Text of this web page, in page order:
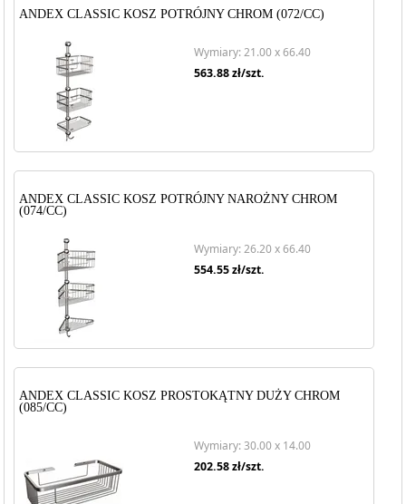
ANDEX CLASSIC KOSZ POTRÓJNY CHROM (072/CC)
Wymiary: 21.00 x 66.40
563.88zł/szt.
ANDEX CLASSIC KOSZ POTRÓJNY NAROŻNY CHROM
(074/CC)
Wymiary: 26.20 x 66.40
554.55zł/szt.
ANDEX CLASSIC KOSZ PROSTOKĄTNY DUŻY CHROM
(085/CC)
Wymiary: 30.00 x 14.00
202.58zł/szt.